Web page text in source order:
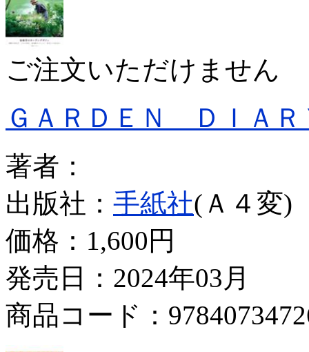
ご注文いただけません
ＧＡＲＤＥＮ ＤＩＡ
著者：
出版社： 手紙社(Ａ４変)
価格： 1,600円
発売日：2024年03月
商品コード：